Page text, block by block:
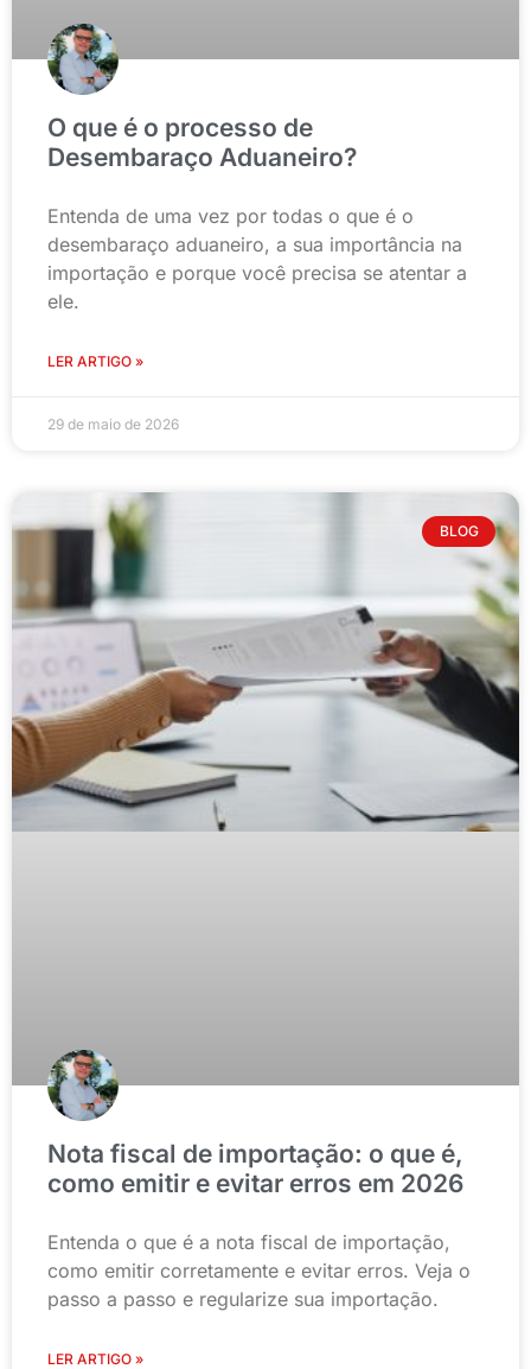
O que é o processo de
Desembaraço Aduaneiro?
Entenda de uma vez por todas o que é o
desembaraço aduaneiro, a sua importância na
importação e porque você precisa se atentar a
ele.
LER ARTIGO »
29 de maio de 2026
BLOG
Nota fiscal de importação: o que é,
como emitir e evitar erros em 2026
Entenda o que é a nota fiscal de importação,
como emitir corretamente e evitar erros. Veja o
passo a passo e regularize sua importação.
LER ARTIGO »